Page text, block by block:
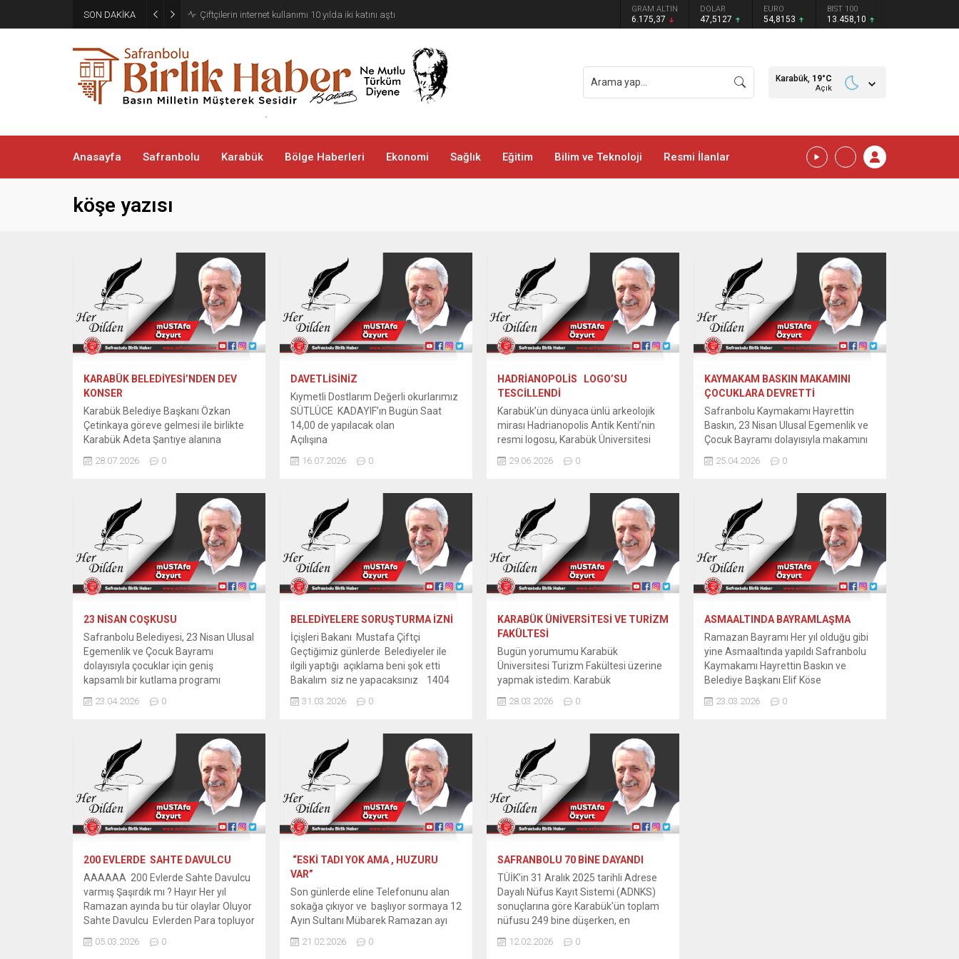
SON DAKİKA Çiftçilerin internet kullanımı 10 yılda iki katını aştı GRAM ALTIN
6.175,37
DOLAR
47,5127
EURO
54,8153
BIST 100
13.458,10
Karabük, 19°C
Açık
Anasayfa Safranbolu Karabük Bölge Haberleri Ekonomi Sağlık Eğitim Bilim ve Teknoloji Resmi İlanlar
köşe yazısı
KARABÜK BELEDİYESİ’NDEN DEV
KONSER
Karabük Belediye Başkanı Özkan
Çetinkaya göreve gelmesi ile birlikte
Karabük Adeta Şantıye alanına
birbirine karışmış ve bu olay yaklaşık
çalışmalar yerine oturdu Son Olarak
Terminal geçici olarak açılışı yapıldı
Artık Eğlence Zamanı Yaklaşık İki yıl
Büyük sıkıntı Çeken Karabük...
28.07.2026 0
DAVETLİSİNİZ
Kıymetli Dostlarım Değerli okurlarımız
SÜTLÜCE KADAYIF’ın Bugün Saat
14,00 de yapılacak olan
Açılışına
Eski Dereevler ) Safir Bulvarı No; 7
“MİLLİ İRADENİN SARSILMAZ
BEKÇİSİYİZ” Özçelik-İş Sendikası
Karabük Şube Başkanı Kenan Yılmaz,
Şube Yönetim Kurulu üyeleri, İşyeri
Temsilcileri ve Kardemir emekçileriyle
birlikte anlamlı bir anma etkinliğine...
16.07.2026 0
HADRİANOPOLİS LOGO’SU
TESCİLLENDİ
Karabük’ün dünyaca ünlü arkeolojik
mirası Hadrianopolis Antik Kenti’nin
resmi logosu, Karabük Üniversitesi
ve Tasarım Fakültesi öğrencileri
Turizm Bakanlığı tarafından
onaylanarak tescillenen logo, antik
kentin yeni kurumsal kimliği olacak.
Karabük’ün Eskipazar ilçesinde yer
alan ve Karadeniz’in Zeugması olarak
adlandırılan Hadrianopolis Antik
Kentini tanıtmak...
29.06.2026 0
KAYMAKAM BASKIN MAKAMINI
ÇOCUKLARA DEVRETTİ
Safranbolu Kaymakamı Hayrettin
Baskın, 23 Nisan Ulusal Egemenlik ve
Çocuk Bayramı dolayısıyla makamını
İlkokulu öğrencisi Mina Öykü Güdük’e
Tarafından ve Dünyada ilk olan 23
Nisan Ulusal Çocuk Bayramı etkinlikleri
çerçevesinde Geleceğimiz olan
Çocuklarımızı yarına hazırlamak adına
Safranbolu Kaymakamı Sayın
Hayrettin Baskın Koltuğunu Mina
Öykü Güdük’ e...
25.04.2026 0
23 NİSAN COŞKUSU
Safranbolu Belediyesi, 23 Nisan Ulusal
Egemenlik ve Çocuk Bayramı
dolayısıyla çocuklar için geniş
kapsamlı bir kutlama programı
Başkanı Elif Köse göreve geldiği
için yaptığı özel aktiviteler
dikkatlerden kaçmıyor “3 Nisan Ulusal
Çocuk bayramında da Gösteri
Fabrikası adlı tiyatro oyununun yanı
sıra Palyaço...
23.04.2026 0
BELEDİYELERE SORUŞTURMA İZNİ
İçişleri Bakanı Mustafa Çiftçi
Geçtiğimiz günlerde Belediyeler ile
ilgili yaptığı açıklama beni şok etti
Bakalım siz ne yapacaksınız 1404
SORUŞTURMA İZNİ VERİLMİŞ İçişleri
Ulusal TV Kanallarında yaptığı
açıklamada Ülke Genelinde Bulunan
ve 2025 yılı Ekim ayı itibarıyla
Türkiye’de toplam 1404
belediye bulunuyor ....
31.03.2026 0
KARABÜK ÜNİVERSİTESİ VE TURİZM
FAKÜLTESİ
Bugün yorumumu Karabük
Üniversitesi Turizm Fakültesi üzerine
yapmak istedim. Karabük
bildiğim ve Safranbolu basını olarak
Şubat ayında zamanın
Kaymakamı Yavuz Erkmen ile
Belediye Başkanı Mustafa
Eren tarafından Karabük
Üniversitesi‘nin temelini oluşturacak
100 Dükkanlar Bölgesi’nde bulunan
Belediye Binası’nın Meslek Yüksek
Okulu yapılması konusunda
28.03.2026 0
ASMAALTINDA BAYRAMLAŞMA
Ramazan Bayramı Her yıl olduğu gibi
yine Asmaaltında yapıldı Safranbolu
Kaymakamı Hayrettin Baskın ve
Belediye Başkanı Elif Köse
Müdürleri STK lar Odra ve Cemiyet
23.03.2026 0
200 EVLERDE SAHTE DAVULCU
AAAAAA 200 Evlerde Sahte Davulcu
varmış Şaşırdık mı ? Hayır Her yıl
Ramazan ayında bu tür olaylar Oluyor
Sahte Davulcu Evlerden Para topluyor
Üreticileri Zam Yapar Ramazan gelir
05.03.2026 0
“ESKİ TADI YOK AMA , HUZURU
VAR”
Son günlerde eline Telefonunu alan
sokağa çıkıyor ve başlıyor sormaya 12
Ayın Sultanı Mübarek Ramazan ayı
mutlumusunuz/Memnunmusunuz
21.02.2026 0
SAFRANBOLU 70 BİNE DAYANDI
TÜİK’in 31 Aralık 2025 tarihli Adrese
Dayalı Nüfus Kayıt Sistemi (ADNKS)
sonuçlarına göre Karabük’ün toplam
nüfusu 249 bine düşerken, en
69 bin 592 nüfusla ikinci sırada yer
12.02.2026 0